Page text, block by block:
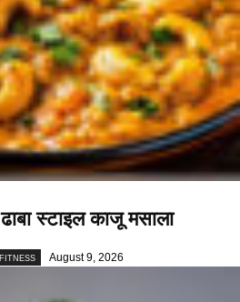
स्टाइल काजू मसाला
August 9, 2026